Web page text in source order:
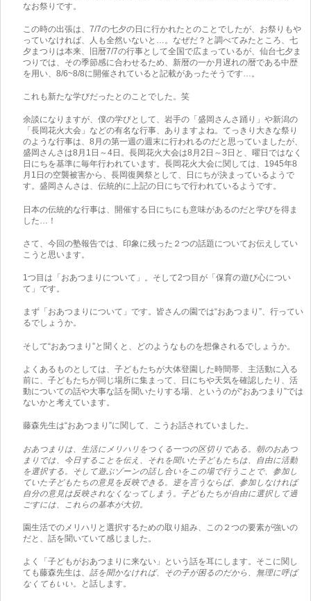
なお祭りです。
この時の出張は、7/7の七夕の日に行かれたとのことでしたが、お祭りもや
っていなければ、人も全然いないと…。なぜだ？と調べてみたところ、七
夕まつりは本来、旧暦7/7の行事として全国で広まっているが、仙台七夕ま
つりでは、その季節感に合わせるため、新暦の一か月遅れの暦である中歴
を用い、8/6~8/8に開催されていると記載があったそうです…。
これも新たな学びだったとのことでした。笑
余談になりますが、僕の学びとして、岩手の「盛岡さんさ踊り」や新潟の
「長岡花火大会」などの有名な行事、ありますよね。てっきり大きな祭り
のような行事は、8月の第一週の週末に行われるのだと思っていましたが、
盛岡さんさは8月1日～4日。長岡花火大会は8月2日～3日と、曜日ではなく
日にちを基準に毎年行われています。長岡花火大会に関しては、1945年8
月1日の空襲被害から、長岡復興祭として、日にちが決まっているようで
す。盛岡さんさは、伝統的に上記の日にちで行われているようです。
日本の伝統的な行事は、開催する日にちにも意味があるのだと学びを得ま
した…！
さて、今回の塾報告では、印象に残った２つの話題についてお伝えしてい
こうと思います。
1つ目は「おあつまりについて」。そして2つ目が「保育の遊び心につい
て」です。
まず「おあつまりについて」です。皆さんの園では“おあつまり”、行ってい
るでしょうか。
そして“おあつまり”と聞くと、どのようなものを想像されるでしょうか。
よくあるものとしては、子どもたちが大体登園した時間帯、主活動に入る
前に、子どもたちが同じ場所に集まって、日にちや天気を確認したり、活
動についての話や大事な話を聞いたりする場、というのが“おあつまり”では
ないかと考えています。
藤森先生は“おあつまり”に関して、こうお話されていました。
おあつまりは、生活にメリハリをつくる一つの区切りである。朝のおあつ
まりでは、今日することを伝え、それを聞いた子どもたちは、自由に活動
を選択する。そして遊ぶゾーンの話し合いをこの場で行うことで、参加し
ていた子どもたちの意見を反映できる。逆を言うならば、参加しなければ
自分の意見は反映されなくなってしまう。子どもたちが自由に選択して過
ごすには、これらの基本が大切。
園生活でのメリハリと選択するための取り組み、この２つの要素が強いの
だと、話を聞いていて感じました。
よく「子どもがおあつまりに来ない」という話を耳にします。そこに関し
ても藤森先生は、 話を聞かなければ、その子が困るのだから、無理に呼ば
なくてもいい。
と話します。